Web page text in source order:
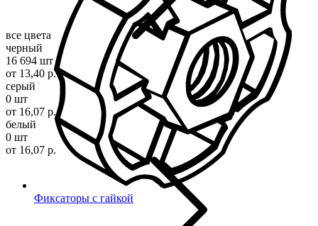
Фиксаторы с гайкой
все цвета
черный
16 694 шт
от 13,40 р.
серый
0 шт
от 16,07 р.
белый
0 шт
от 16,07 р.